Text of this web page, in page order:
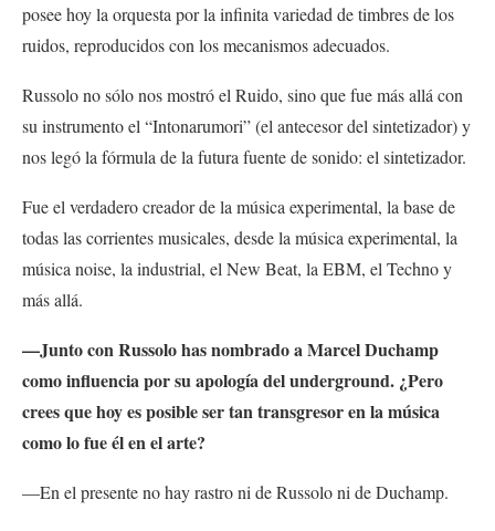
posee hoy la orquesta por la infinita variedad de timbres de los
ruidos, reproducidos con los mecanismos adecuados.
Russolo no sólo nos mostró el Ruido, sino que fue más allá con
su instrumento el “Intonarumori” (el antecesor del sintetizador) y
nos legó la fórmula de la futura fuente de sonido: el sintetizador.
Fue el verdadero creador de la música experimental, la base de
todas las corrientes musicales, desde la música experimental, la
música noise, la industrial, el New Beat, la EBM, el Techno y
más allá.
—Junto con Russolo has nombrado a Marcel Duchamp
como influencia por su apología del underground. ¿Pero
crees que hoy es posible ser tan transgresor en la música
como lo fue él en el arte?
—En el presente no hay rastro ni de Russolo ni de Duchamp.